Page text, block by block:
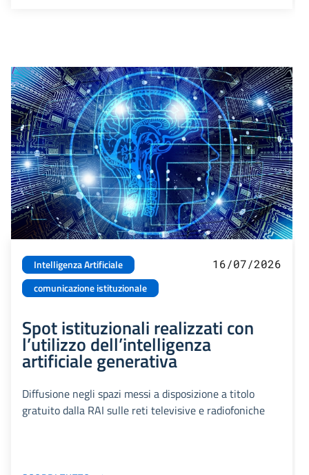
Intelligenza Artificiale
comunicazione istituzionale
16/07/2026
Spot istituzionali realizzati con
l’utilizzo dell’intelligenza
artificiale generativa
Diffusione negli spazi messi a disposizione a titolo
gratuito dalla RAI sulle reti televisive e radiofoniche